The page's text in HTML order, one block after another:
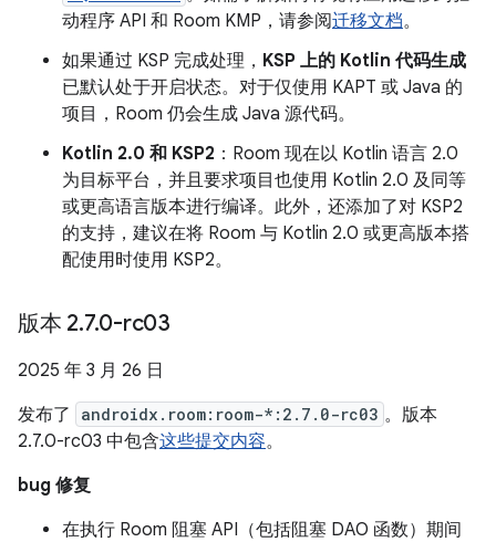
动程序 API 和 Room KMP，请参阅迁移文档。
如果通过 KSP 完成处理， KSP 上的 Kotlin 代码生成
已默认处于开启状态。对于仅使用 KAPT 或 Java 的
项目，Room 仍会生成 Java 源代码。
Kotlin 2.0 和 KSP2 ：Room 现在以 Kotlin 语言 2.0
为目标平台，并且要求项目也使用 Kotlin 2.0 及同等
或更高语言版本进行编译。此外，还添加了对 KSP2
的支持，建议在将 Room 与 Kotlin 2.0 或更高版本搭
配使用时使用 KSP2。
版本 2.7.0-rc03
2025 年 3 月 26 日
发布了
androidx.room:room-*:2.7.0-rc03 。版本
2.7.0-rc03 中包含这些提交内容。
bug 修复
在执行 Room 阻塞 API（包括阻塞 DAO 函数）期间